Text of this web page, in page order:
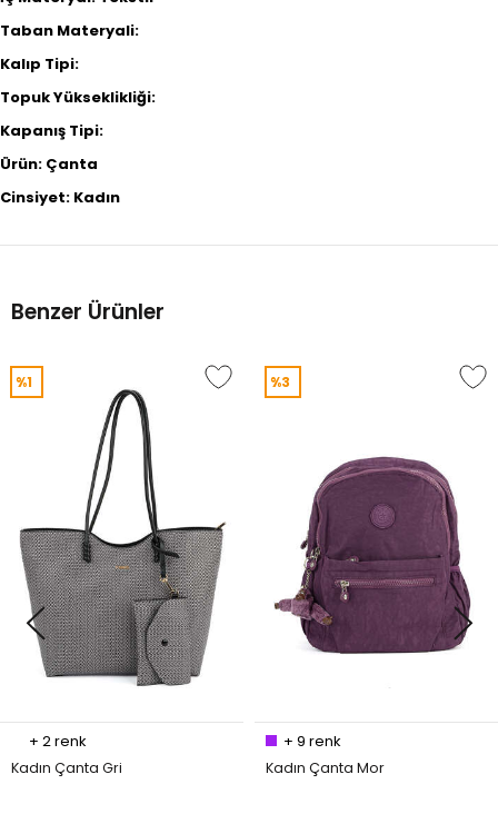
Taban Materyali:
Kalıp Tipi:
Topuk Yükseklikliği:
Kapanış Tipi:
Ürün: Çanta
Cinsiyet: Kadın
Benzer Ürünler
%1
+ 2renk
Kadın Çanta Gri
%3
+ 9 renk
Kadın Çanta Mor